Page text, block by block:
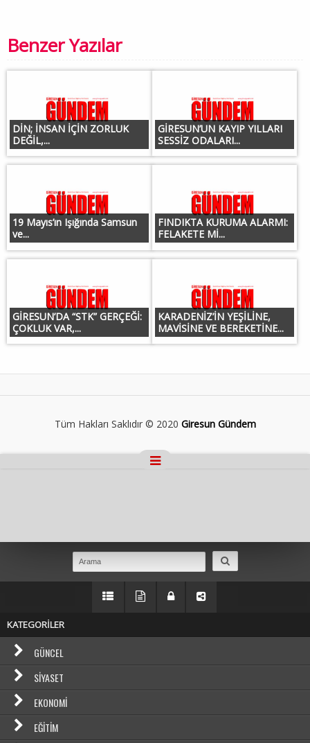
Benzer Yazılar
DİN; İNSAN İÇİN ZORLUK
DEĞİL,...
GİRESUN’UN KAYIP YILLARI
SESSİZ ODALARI...
19 Mayıs’ın Işığında Samsun
ve...
FINDIKTA KURUMA ALARMI:
FELAKETE Mİ...
GİRESUN’DA “STK” GERÇEĞİ:
ÇOKLUK VAR,...
KARADENİZ’İN YEŞİLİNE,
MAVİSİNE VE BEREKETİNE...
Tüm Hakları Saklıdır © 2020 Giresun Gündem
KATEGORİLER
GÜNCEL
SIYASET
EKONOMI
EĞITIM